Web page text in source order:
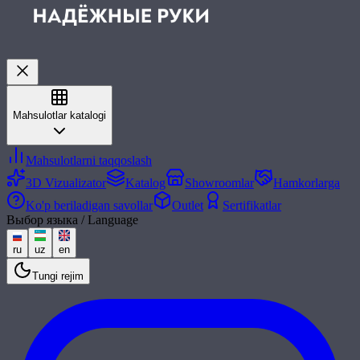
Mahsulotlar katalogi
Mahsulotlarni taqqoslash
3D Vizualizator
Katalog Showroomlar
Hamkorlarga
Ko'p beriladigan savollar
Outlet
Sertifikatlar
Выбор языка / Language
ru uz en
Tungi rejim